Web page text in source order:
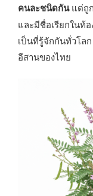
คนละชนิดกันแต่ถูก
และมีชื่อเรียกในท้
เป็นที่รู้จักกันทั่วโล
อีสานของไทย